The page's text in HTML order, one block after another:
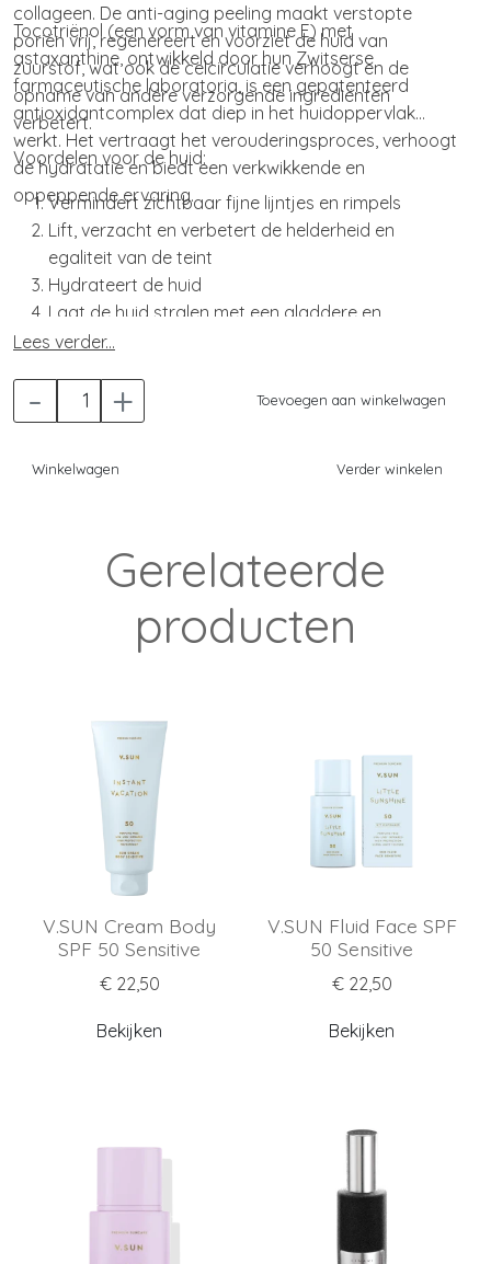
collageen. De anti-aging peeling maakt verstopte
poriën vrij, regenereert en voorziet de huid van
zuurstof, wat ook de celcirculatie verhoogt en de
opname van andere verzorgende ingrediënten
verbetert.
Tocotriënol (een vorm van vitamine E) met
astaxanthine, ontwikkeld door hun Zwitserse
farmaceutische laboratoria, is een gepatenteerd
antioxidantcomplex dat diep in het huidoppervlak
werkt. Het vertraagt het verouderingsproces, verhoogt
de hydratatie en biedt een verkwikkende en
oppeppende ervaring.
Voordelen voor de huid:
Vermindert zichtbaar fijne lijntjes en rimpels
Lift, verzacht en verbetert de helderheid en
egaliteit van de teint
Hydrateert de huid
Laat de huid stralen met een gladdere en
helderdere uitstraling
regenereren
Helpt verlies van elasticiteit te voorkomen
lichaamsbeweging je lichaam verstevigt
Lees verder...
- + Toevoegen aan winkelwagen
Winkelwagen Verder winkelen
Gerelateerde
producten
V.SUN Cream Body
SPF 50 Sensitive
€ 22,50
Bekijken
V.SUN Fluid Face SPF
50 Sensitive
€ 22,50
Bekijken